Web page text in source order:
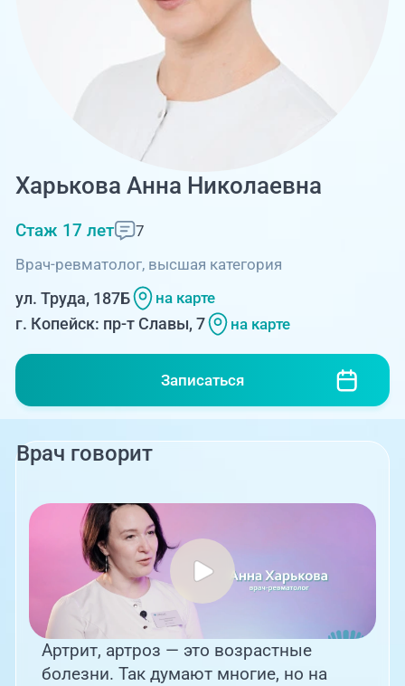
Новости
Пациентам
PreventAGE
+7 (351) 220-00-03
запись на прием
+7 (351) 220-03-03
Центр амбулаторной
онкологической помощи
+7 (7142) 927-003
Справочный телефон для
жителей Казахстана
Харькова Анна Николаевна
Стаж 17 лет
7
Врач-ревматолог, высшая категория
ул. Труда, 187Б на карте
г. Копейск: пр-т Славы, 7 на карте
Записаться
Врач говорит
Артрит, артроз — это возрастные
болезни. Так думают многие, но на